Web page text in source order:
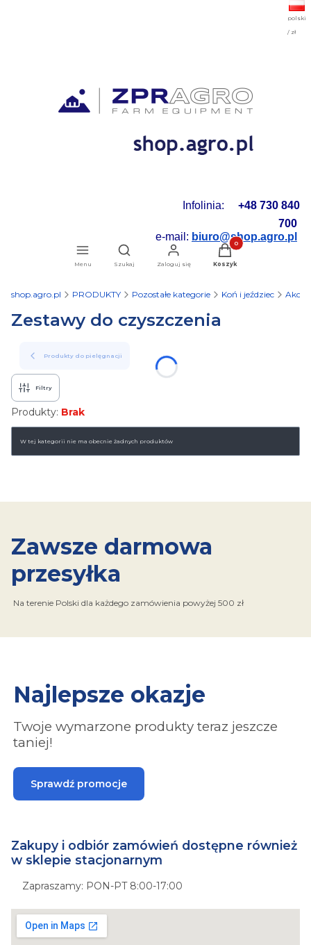
polski
/ zł
Infolinia: +48 730 840
700
e-mail: biuro@shop.agro.pl
Menu
Otwórz wyszukiwarkę
Szukaj Zaloguj się
Produkty w koszyku: 0.
Koszyk
shop.agro.pl PRODUKTY Pozostałe kategorie Koń i jeździec
Zestawy do czyszczenia
Produkty do pielęgnacji
Filtry
Produkty: Brak
Lista produktów
W tej kategorii nie ma obecnie żadnych produktów
Zawsze darmowa
przesyłka
Na terenie Polski dla każdego zamówienia powyżej 500 zł
Najlepsze okazje
Twoje wymarzone produkty teraz jeszcze
taniej!
Sprawdź promocje
Zakupy i odbiór zamówień dostępne również
w sklepie stacjonarnym
Zapraszamy: PON-PT 8:00-17:00